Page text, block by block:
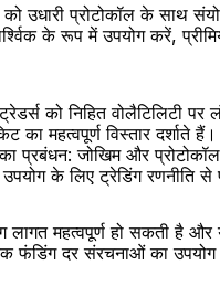
को उधारी प्रोटोकॉल के साथ
के रूप में उपयोग करें,
को निहित वोलैटिलिटी
महत्वपूर्ण विस्तार दर्शाते हैं।
प्रबंधन: जोखिम और
के लिए ट्रेडिंग रणनीति
महत्वपूर्ण हो सकती है
फंडिंग दर संरचनाओं का